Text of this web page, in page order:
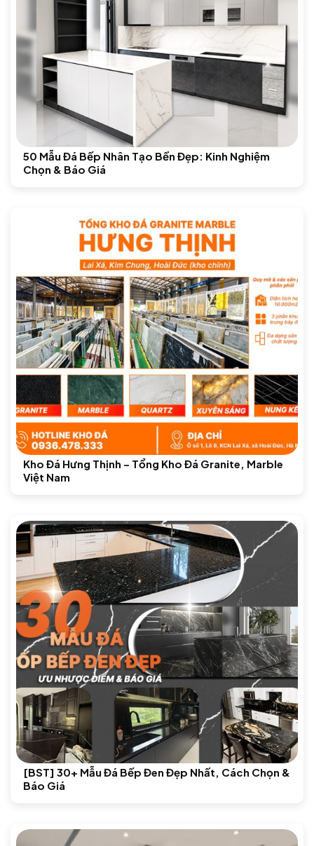
50 Mẫu Đá Bếp Nhân Tạo Bền Đẹp: Kinh Nghiệm
Chọn & Báo Giá
Kho Đá Hưng Thịnh – Tổng Kho Đá Granite, Marble
Việt Nam
[BST] 30+ Mẫu Đá Bếp Đen Đẹp Nhất, Cách Chọn &
Báo Giá